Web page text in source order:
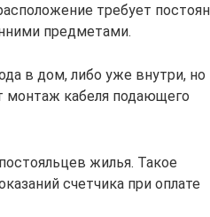
требует
предметами.
в дом, либо уже внутри, но
монтаж кабеля подающего
жилья. Такое
счетчика при оплате